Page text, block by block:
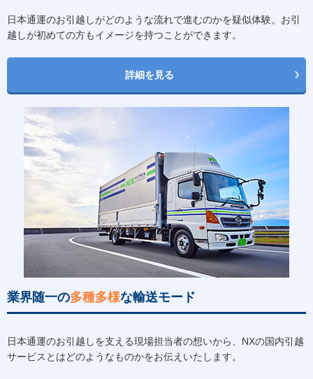
日本通運のお引越しがどのような流れで進むのかを疑似体験。お引
越しが初めての方もイメージを持つことができます。
詳細を見る
業界随一の多種多様な輸送モード
日本通運のお引越しを支える現場担当者の想いから、NXの国内引越
サービスとはどのようなものかをお伝えいたします。